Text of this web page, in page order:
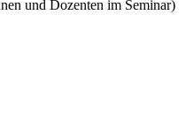
und Dozenten im Seminar)